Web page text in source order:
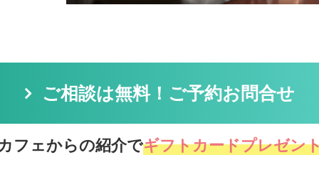
ご相談は無料！ご予約お問合せ
フェからの紹介でギフトカードプレゼン